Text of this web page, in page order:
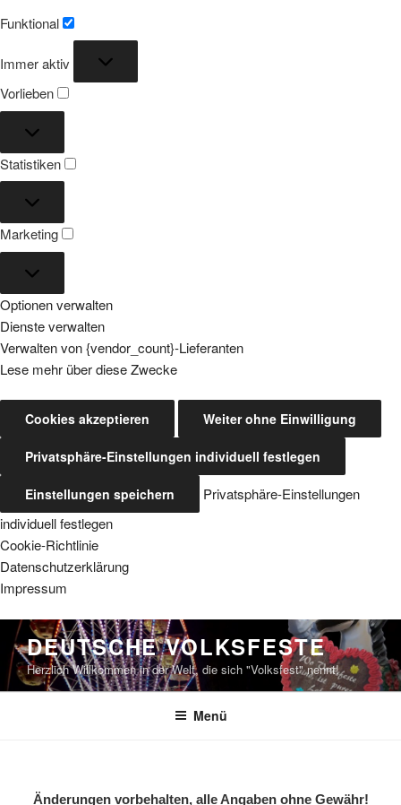
Funktional
Immer aktiv
Vorlieben
Statistiken
Marketing
Optionen verwalten
Dienste verwalten
Verwalten von {vendor_count}-Lieferanten
Lese mehr über diese Zwecke
Cookies akzeptieren Weiter ohne Einwilligung
Privatsphäre-Einstellungen individuell festlegen
Einstellungen speichern
Privatsphäre-Einstellungen
individuell festlegen
Cookie-Richtlinie
Datenschutzerklärung
Impressum
Zum
Inhalt
springen
DEUTSCHE VOLKSFESTE
Herzlich Willkommen in der Welt, die sich "Volksfest" nennt!
Menü
Änderungen vorbehalten, alle Angaben ohne Gewähr!